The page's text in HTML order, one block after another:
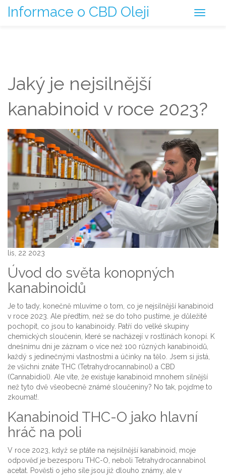
Informace o CBD Oleji
Jaký je nejsilnější
kanabinoid v roce 2023?
lis, 22 2023
Úvod do světa konopných
kanabinoidů
Je to tady, konečně mluvíme o tom, co je nejsilnější kanabinoid
v roce 2023. Ale předtím, než se do toho pustíme, je důležité
pochopit, co jsou to kanabinoidy. Patří do velké skupiny
chemických sloučenin, které se nacházejí v rostlinách konopí. K
dnešnímu dni je záznam o více než 100 různých kanabinoidů,
každý s jedinečnými vlastnostmi a účinky na tělo. Jsem si jistá,
že všichni znáte THC (Tetrahydrocannabinol) a CBD
(Cannabidiol). Ale víte, že existuje kanabinoid mnohem silnější
než tyto dvě všeobecně známé sloučeniny? No tak, pojďme to
zkoumat!.
Kanabinoid THC-O jako hlavní
hráč na poli
V roce 2023, když se ptáte na nejsilnější kanabinoid, moje
odpověď je bezesporu THC-O, neboli Tetrahydrocannabinol
acetat. Pověsti o jeho síle jsou již dlouho známy, ale v